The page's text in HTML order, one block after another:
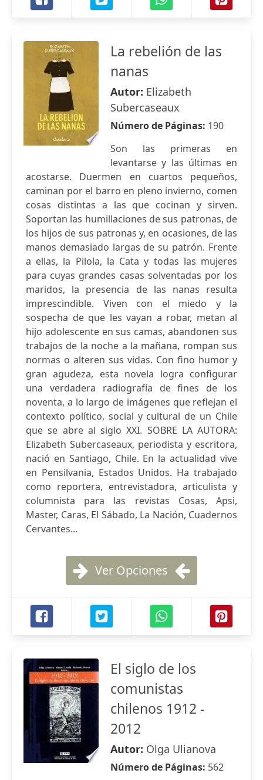
La rebelión de las
nanas
Autor: Elizabeth
Subercaseaux
Número de Páginas: 190
Son las primeras en
levantarse y las últimas en
acostarse. Duermen en cuartos pequeños,
caminan por el barro en pleno invierno, comen
cosas distintas a las que cocinan y sirven.
Soportan las humillaciones de sus patronas, de
los hijos de sus patronas y, en ocasiones, de las
manos demasiado largas de su patrón. Frente
a ellas, la Pilola, la Cata y todas las mujeres
para cuyas grandes casas solventadas por los
maridos, la presencia de las nanas resulta
imprescindible. Viven con el miedo y la
sospecha de que les vayan a robar, metan al
hijo adolescente en sus camas, abandonen sus
trabajos de la noche a la mañana, rompan sus
normas o alteren sus vidas. Con fino humor y
gran agudeza, esta novela logra configurar
una verdadera radiografía de fines de los
noventa, a lo largo de imágenes que reflejan el
contexto político, social y cultural de un Chile
que se abre al siglo XXI. SOBRE LA AUTORA:
Elizabeth Subercaseaux, periodista y escritora,
nació en Santiago, Chile. En la actualidad vive
en Pensilvania, Estados Unidos. Ha trabajado
como reportera, entrevistadora, articulista y
columnista para las revistas Cosas, Apsi,
Master, Caras, El Sábado, La Nación, Cuadernos
Cervantes...
Ver Opciones
El siglo de los
comunistas
chilenos 1912 -
2012
Autor: Olga Ulianova
Número de Páginas: 562